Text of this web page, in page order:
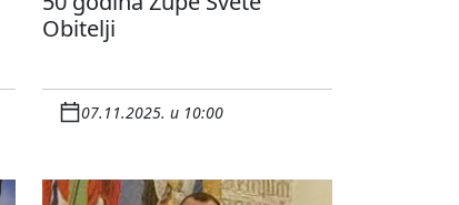
Obitelji
07.11.2025. u 10:00